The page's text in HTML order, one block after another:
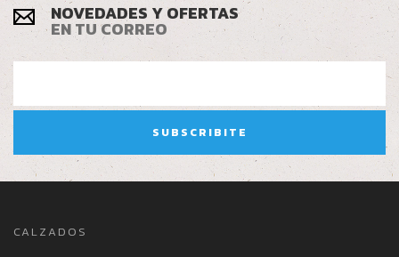
NOVEDADES Y OFERTAS
EN TU CORREO
CALZADOS